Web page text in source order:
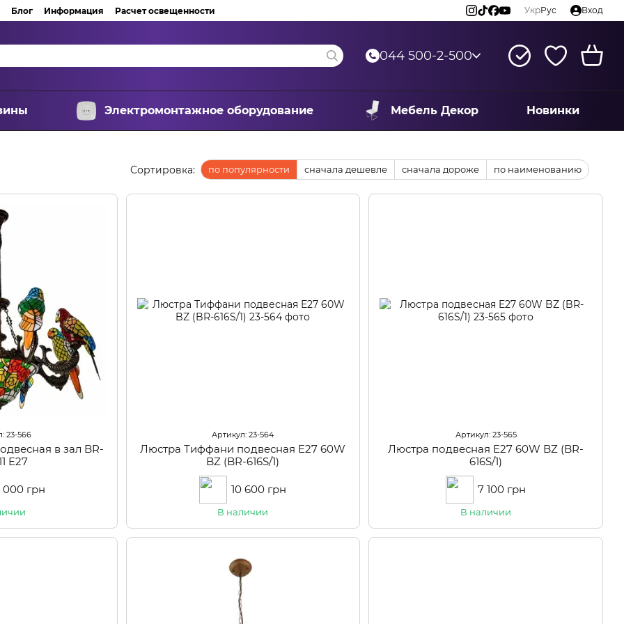
Блог Информация Расчет освещенности УкрРус Вход
044 500-2-500
Электромонтажное оборудование Мебель Декор Новинки
Сортировка: по популярности сначала дешевле сначала дороже по наименованию
23-566
в зал BR-
E27
000 грн
Артикул: 23-564
Люстра Тиффани подвесная E27 60W
BZ (BR-616S/1)
10 600 грн
В наличии
Артикул: 23-565
Люстра подвесная E27 60W BZ (BR-
616S/1)
7 100 грн
В наличии